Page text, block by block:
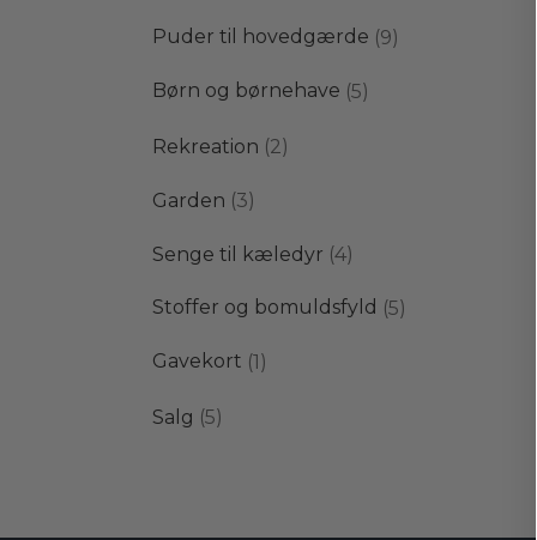
Puder til hovedgærde 99
Børn og børnehave 55
Rekreation 22
Garden 33
Senge til kæledyr 44
Stoffer og bomuldsfyld 55
Gavekort 11
Salg 55